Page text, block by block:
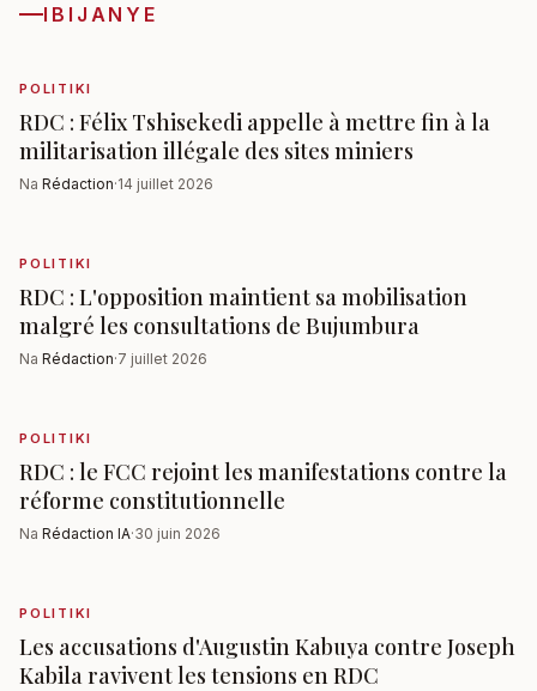
IBIJANYE
POLITIKI
RDC : Félix Tshisekedi appelle à mettre fin à la
militarisation illégale des sites miniers
Na Rédaction·14 juillet 2026
POLITIKI
RDC : L'opposition maintient sa mobilisation
malgré les consultations de Bujumbura
Na Rédaction·7 juillet 2026
POLITIKI
RDC : le FCC rejoint les manifestations contre la
réforme constitutionnelle
Na Rédaction IA·30 juin 2026
POLITIKI
Les accusations d'Augustin Kabuya contre Joseph
Kabila ravivent les tensions en RDC